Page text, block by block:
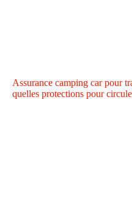
Assurance camping car pour
quelles protections pour